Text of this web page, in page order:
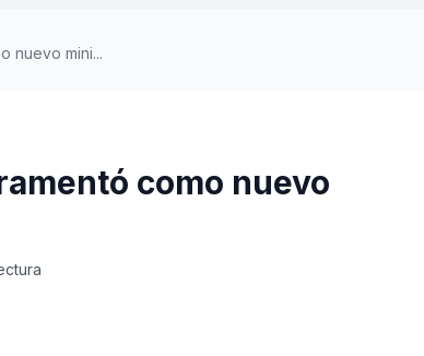
nuevo mini...
como nuevo